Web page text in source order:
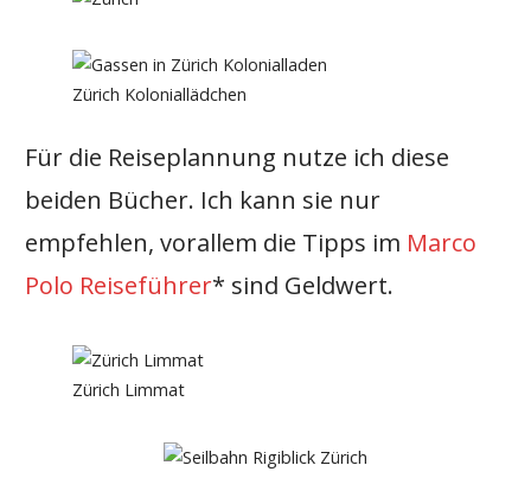
Zürich Koloniallädchen
Für die Reiseplannung nutze ich diese
beiden Bücher. Ich kann sie nur
empfehlen, vorallem die Tipps im Marco
Polo Reiseführer* sind Geldwert.
Zürich Limmat